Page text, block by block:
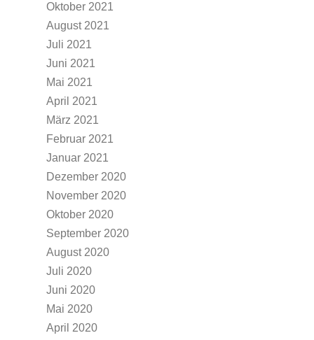
Oktober 2021
August 2021
Juli 2021
Juni 2021
Mai 2021
April 2021
März 2021
Februar 2021
Januar 2021
Dezember 2020
November 2020
Oktober 2020
September 2020
August 2020
Juli 2020
Juni 2020
Mai 2020
April 2020